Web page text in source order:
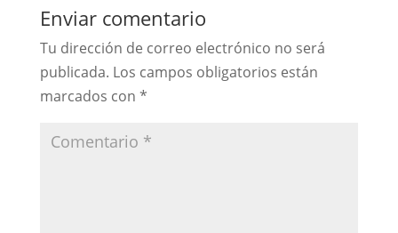
Enviar comentario
Tu dirección de correo electrónico no será
publicada. Los campos obligatorios están
marcados con *